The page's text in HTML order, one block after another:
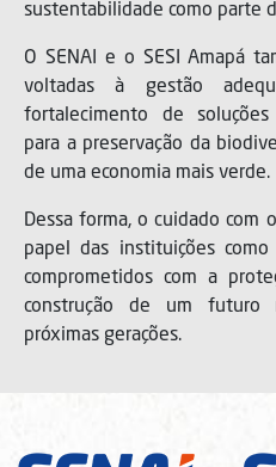
sustentabilidade como parte
O SENAI e o SESI Amapá
voltadas à gestão
fortalecimento de soluções
para a preservação da
de uma economia mais verde.
Dessa forma, o cuidado com
papel das instituições
comprometidos com a
construção de um futuro
próximas gerações.